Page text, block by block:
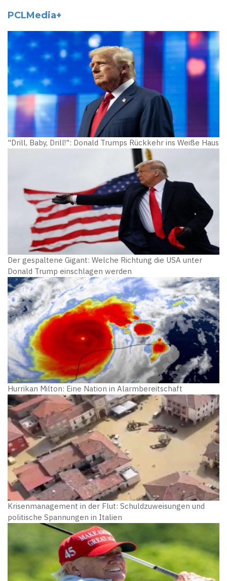
PCLMedia+
"Drill, Baby, Drill!": Donald Trumps Rückkehr ins Weiße Haus
Der gespaltene Gigant: Welche Richtung die USA unter
Donald Trump einschlagen werden
Hurrikan Milton: Eine Nation in Alarmbereitschaft
Krisenmanagement in der Flut: Schuldzuweisungen und
politische Spannungen in Italien